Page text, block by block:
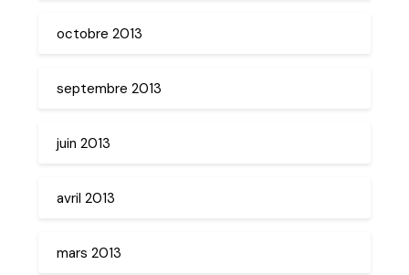
octobre 2013
septembre 2013
juin 2013
avril 2013
mars 2013